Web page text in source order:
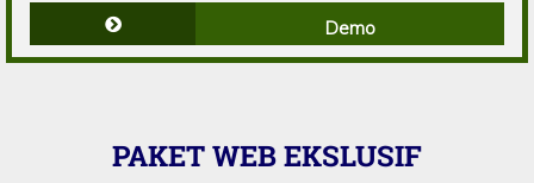
Demo
PAKET WEB EKSLUSIF